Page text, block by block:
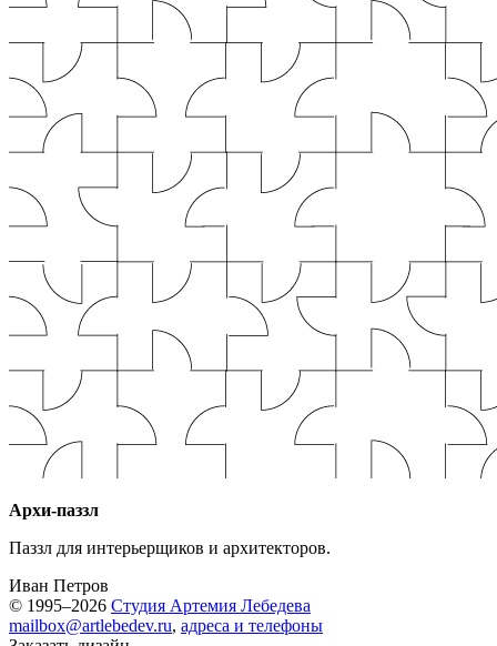
Архи-паззл
Паззл для интерьерщиков и архитекторов.
Иван Петров
© 1995–2026 Студия Артемия Лебедева
mailbox@artlebedev.ru, адреса и телефоны